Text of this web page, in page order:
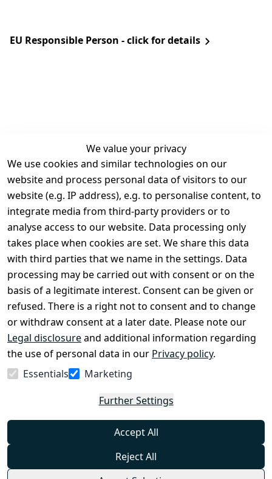
EU Responsible Person - click for details
We value your privacy
We use cookies and similar technologies on our
website and process personal data of visitors to our
website (e.g. IP address), e.g. to personalise content, to
integrate media from third-party providers or to
analyse access to our website. Data processing only
takes place when cookies are set. We share this data
with third parties that we name in the settings. Data
processing may be carried out with consent or on the
basis of a legitimate interest. Consent can be given or
refused. There is a right not to consent and to change
or withdraw consent at a later date. Please note our
Legal disclosureand additional information regarding
the use of personal data in our Privacy policy.
Essentials
Marketing
Further Settings
Accept All
Reject All
Legal
Terms and
Conditions
Legal
disclosure
Privacy Policy
Declaration of
accessibility
Cancellation
rights
Contact
Register
Withdraw
from